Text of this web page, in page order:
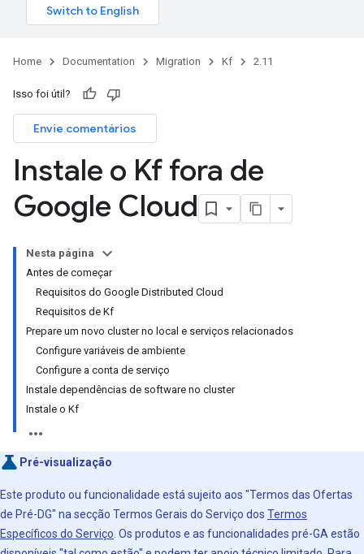
Home Documentation Migration Kf 2.11
Isso foi útil?
Envie comentários
Instale o Kf fora de
Google Cloud
Nesta página
Antes de começar
Requisitos do Google Distributed Cloud
Requisitos de Kf
Prepare um novo cluster no local e serviços relacionados
Configure variáveis de ambiente
Configure a conta de serviço
Instale dependências de software no cluster
Instale o Kf
Pré-visualização
Este produto ou funcionalidade está sujeito aos "Termos das Ofertas
de Pré-DG" na secção Termos Gerais do Serviço dos Termos
Específicos do Serviço . Os produtos e as funcionalidades pré-GA estão